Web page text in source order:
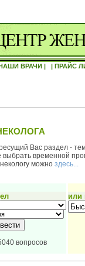
ВРАЧИ |
| ПРАЙС
Вас раздел -
временной
можно здесь...
или
вопросов